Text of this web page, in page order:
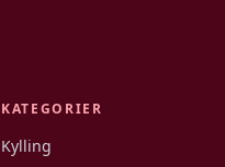
KATEGORIER
Kylling